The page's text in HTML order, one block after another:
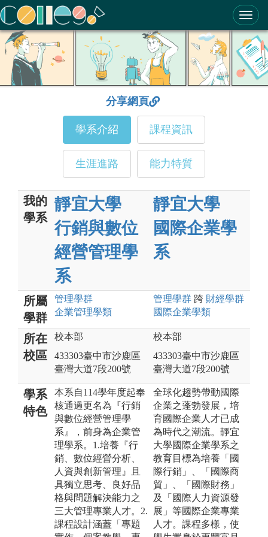
ColleGo! 大學選才與高中育才輔助系統
分享網頁
學系介紹 課程資訊
生涯進路 能力特質
我的
學系
靜宜大學
行銷與數位
經營管理學
系
靜宜大學
國際企業學
系
所屬
學群
管理學群
企業管理學類
管理學群 跨 財經學群
國際企業學類
所在
校區
校本部
433303臺中市沙鹿區
臺灣大道7段200號
校本部
433303臺中市沙鹿區
臺灣大道7段200號
學系
特色
本系自114學年度起奉
核通過更名為『行銷
與數位經營管理學
系』，前身為企業管
理學系。1.培養『行
銷、數位經營分析、
人資與創新管理』且
具獨立思考、良好品
格與問題解決能力之
三大管理專業人才。2.
課程設計涵蓋「專題
全球化趨勢帶動國際
企業之蓬勃發展，培
育國際企業人才已成
為時代之潮流。靜宜
大學國際企業學系之
教育目標為培養「國
際行銷」、「國際商
貿」、「國際財務」
及「國際人力資源發
展」等國際企業專業
人才。課程多樣，使